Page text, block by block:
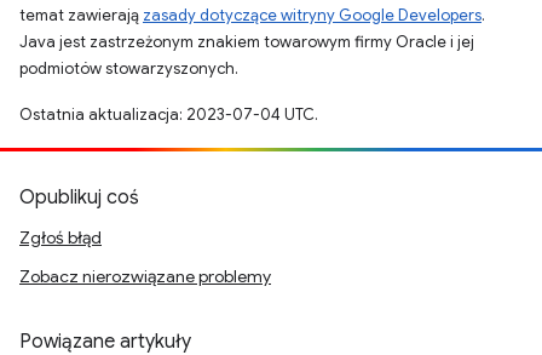
temat zawierają zasady dotyczące witryny Google Developers.
Java jest zastrzeżonym znakiem towarowym firmy Oracle i jej
podmiotów stowarzyszonych.
Ostatnia aktualizacja: 2023-07-04 UTC.
Opublikuj coś
Zgłoś błąd
Zobacz nierozwiązane problemy
Powiązane artykuły